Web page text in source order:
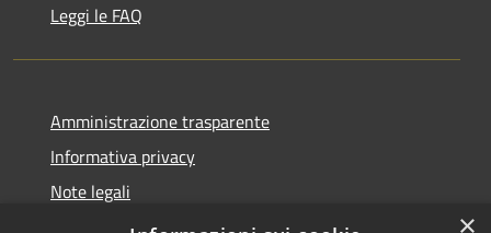
Leggi le FAQ
Amministrazione trasparente
Informativa privacy
Note legali
Dichiarazione di accessibilità
×